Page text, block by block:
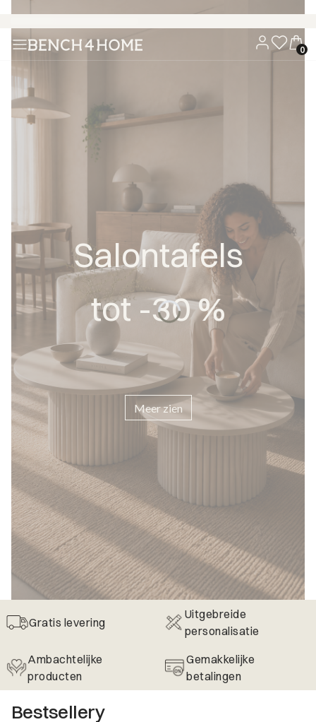
Salontafels
tot -30 %
Meer zien
Gratis levering
Uitgebreide
personalisatie
Ambachtelijke
producten
Gemakkelijke
betalingen
Bestsellery